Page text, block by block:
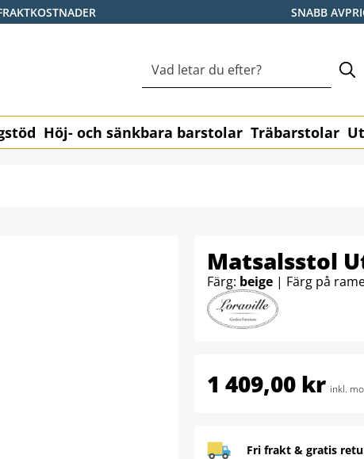
SNABB
Höj- och sänkbara barstolar Träbarstolar
Matsalsstol
Färg: beige | Färg på
1 409,00 kr inkl.
Fri frakt & gratis